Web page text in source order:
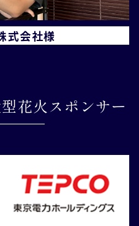
式会社様
花火スポンサー